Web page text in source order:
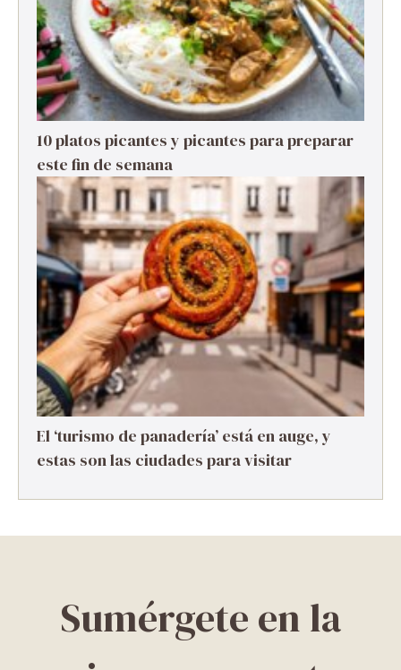
10 platos picantes y picantes para preparar
este fin de semana
El ‘turismo de panadería’ está en auge, y
estas son las ciudades para visitar
Sumérgete en la